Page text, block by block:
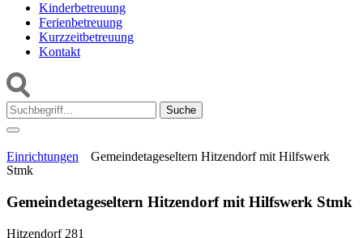
Kinderbetreuung
Ferienbetreuung
Kurzzeitbetreuung
Kontakt
Suche:
Einrichtungen
Gemeindetageseltern Hitzendorf mit Hilfswerk
Stmk
Gemeindetageseltern Hitzendorf mit Hilfswerk Stmk
Hitzendorf 281